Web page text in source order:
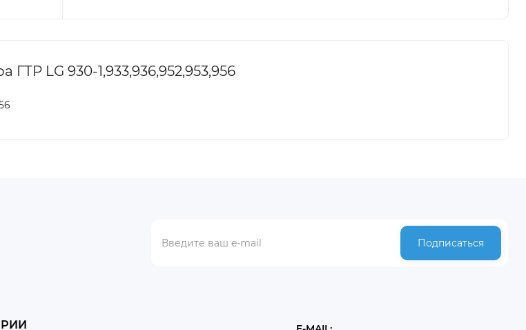
LG 930-1,933,936,952,953,956
Подписаться